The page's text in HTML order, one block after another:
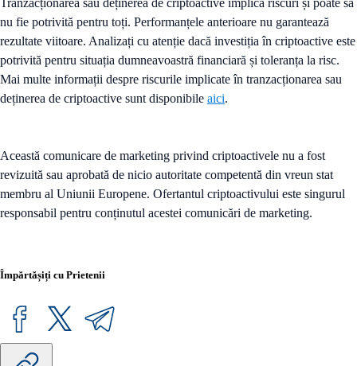
Tranzacționarea sau deținerea de criptoactive implică riscuri și poate să
nu fie potrivită pentru toți. Performanțele anterioare nu garantează
rezultate viitoare. Analizați cu atenție dacă investiția în criptoactive este
potrivită pentru situația dumneavoastră financiară și toleranța la risc.
Mai multe informații despre riscurile implicate în tranzacționarea sau
deținerea de criptoactive sunt disponibile aici.
Această comunicare de marketing privind criptoactivele nu a fost
revizuită sau aprobată de nicio autoritate competentă din vreun stat
membru al Uniunii Europene. Ofertantul criptoactivului este singurul
responsabil pentru conținutul acestei comunicări de marketing.
Împărtășiți cu Prietenii